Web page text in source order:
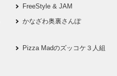
FreeStyle & JAM
かなざわ奥裏さんぽ
Pizza Madのズッコケ３人組